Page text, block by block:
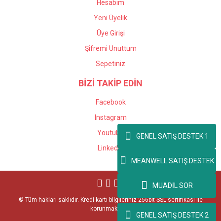
GENEL SATIŞ DESTEK 2
Hesabım
Yeni Üyelik
Üye Girişi
Şifremi Unuttum
Sepetiniz
BİZİ TAKİP EDİN
Facebook
Instagram
Youtube
Linkedin
© Tüm hakları saklıdır. Kredi kartı bilgileriniz 256bit SSL sertifikası ile
korunmaktadır.
GENEL SATIŞ DESTEK 1
MEANWELL SATIŞ DESTEK
MUADİL SOR